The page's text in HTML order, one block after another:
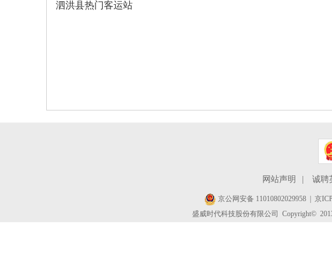
泗洪县热门客运站
网站声明 诚聘
京公网安备 11010802029958 京
盛威时代科技股份有限公司 Copyright©